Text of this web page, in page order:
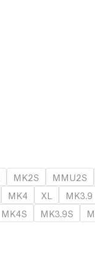
MK2S MMU2S
MK4 XL MK3.9
MK4S MK3.9S